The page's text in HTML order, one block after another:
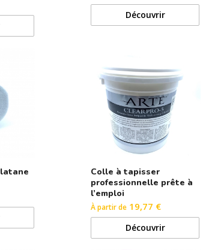
Découvrir
Colle à tapisser
professionnelle prête à
l’emploi
À partir de19,77 €
Découvrir